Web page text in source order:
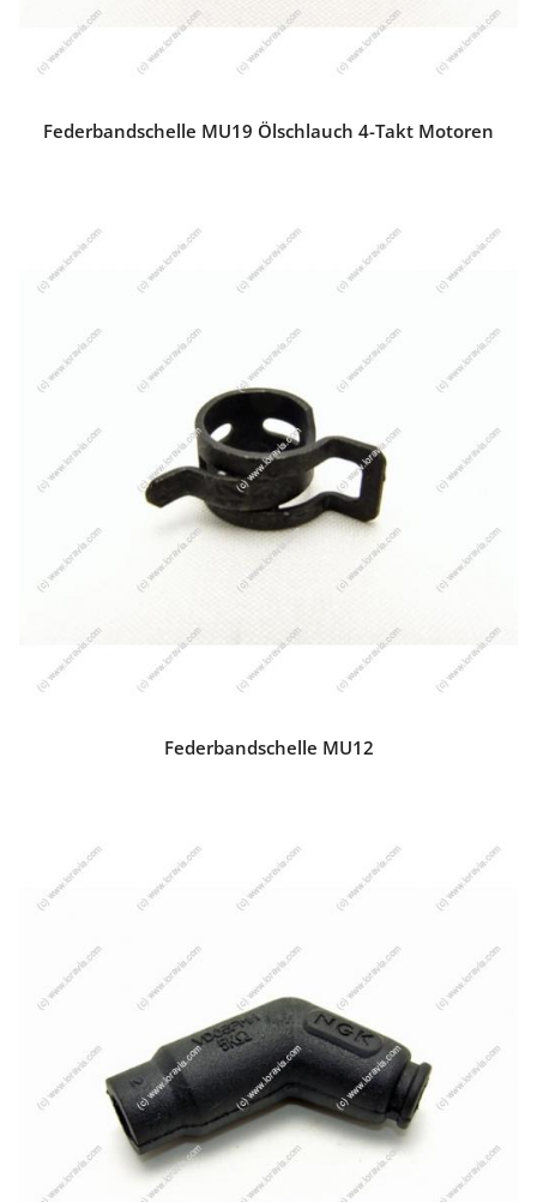
Federbandschelle MU19 Ölschlauch 4-Takt Motoren
Federbandschelle MU12